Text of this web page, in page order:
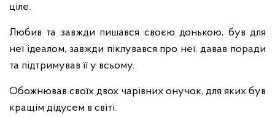
ціле.
Любив та завжди пишався своєю донькою, був для
неї ідеалом, завжди піклувався про неї, давав поради
та підтримував її у всьому.
Обожнював своїх двох чарівних онучок, для яких був
кращім дідусем в світі.